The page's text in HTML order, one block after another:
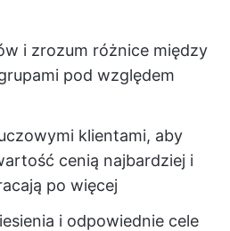
i zrozum różnice między
pod względem
klientami, aby
cenią najbardziej i
po więcej
i odpowiednie cele